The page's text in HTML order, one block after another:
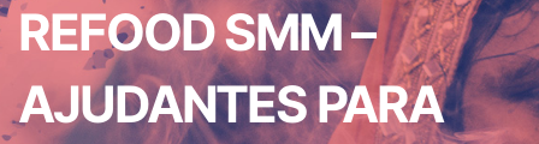
REFOOD SMM –
AJUDANTES PARA